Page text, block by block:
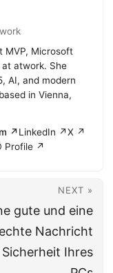
MVP, Microsoft
at atwork. She
AI, and modern
in Vienna,
↗LinkedIn ↗X ↗
Profile ↗
NEXT »
gute und eine
Nachricht
Ihres